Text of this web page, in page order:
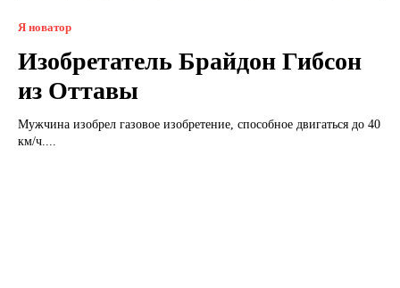
Я новатор
Изобретатель Брайдон Гибсон
из Оттавы
Мужчина изобрел газовое изобретение, способное двигаться до 40
км/ч....